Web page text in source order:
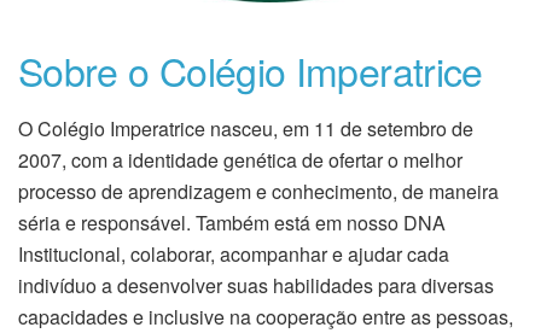
Sobre o Colégio Imperatrice
O Colégio Imperatrice nasceu, em 11 de setembro de
2007, com a identidade genética de ofertar o melhor
processo de aprendizagem e conhecimento, de maneira
séria e responsável. Também está em nosso DNA
Institucional, colaborar, acompanhar e ajudar cada
indivíduo a desenvolver suas habilidades para diversas
capacidades e inclusive na cooperação entre as pessoas,